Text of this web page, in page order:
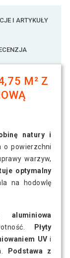
I ARTYKUŁY
M² Z
natury i
o powierzchni
warzyw,
optymalny
na hodowlę
Płyty
UV i
Podstawa z